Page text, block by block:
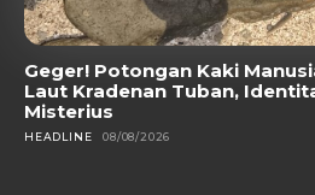
Geger! Potongan Kaki
Laut Kradenan Tuban,
Misterius
HEADLINE 08/08/2026